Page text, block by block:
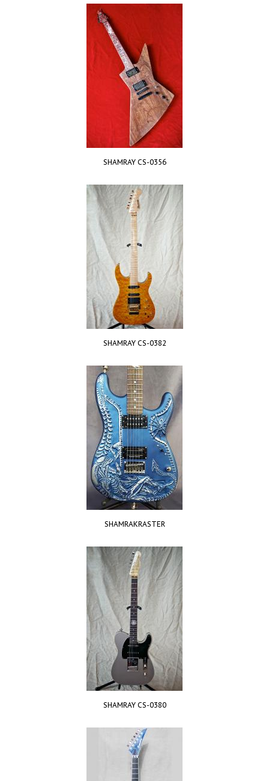
SHAMRAY CS-0356
SHAMRAY CS-0382
SHAMRAKRASTER
SHAMRAY CS-0380